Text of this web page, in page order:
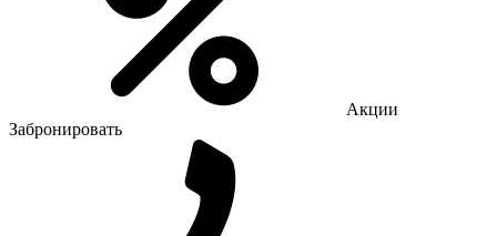
Акции
Забронировать